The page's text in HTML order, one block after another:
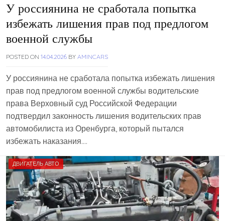
У россиянина не сработала попытка
избежать лишения прав под предлогом
военной службы
POSTED ON 14.04.2026 BY AMINCARS
У россиянина не сработала попытка избежать лишения
прав под предлогом военной службы водительские
права Верховный суд Российской Федерации
подтвердил законность лишения водительских прав
автомобилиста из Оренбурга, который пытался
избежать наказания….
ДВИГАТЕЛЬ АВТО